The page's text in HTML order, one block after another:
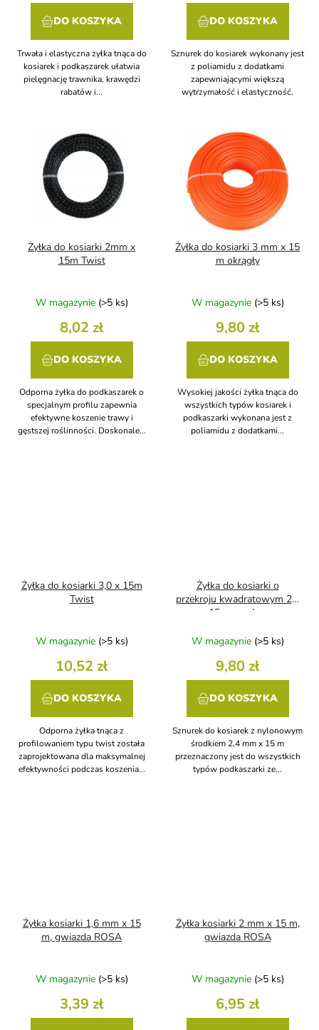
DO KOSZYKA
Trwała i elastyczna żyłka tnąca do
kosiarek i podkaszarek ułatwia
pielęgnację trawnika, krawędzi
rabatów i...
DO KOSZYKA
Sznurek do kosiarek wykonany jest
z poliamidu z dodatkami
zapewniającymi większą
wytrzymałość i elastyczność.
Żyłka do kosiarki 2mm x
15m Twist
W magazynie (>5 ks)
8,02 zł
DO KOSZYKA
Odporna żyłka do podkaszarek o
specjalnym profilu zapewnia
efektywne koszenie trawy i
gęstszej roślinności. Doskonale...
Żyłka do kosiarki 3 mm x 15
m okrągły
W magazynie (>5 ks)
9,80 zł
DO KOSZYKA
Wysokiej jakości żyłka tnąca do
wszystkich typów kosiarek i
podkaszarki wykonana jest z
poliamidu z dodatkami...
Żyłka do kosiarki 3,0 x 15m
Twist
W magazynie (>5 ks)
10,52 zł
DO KOSZYKA
Odporna żyłka tnąca z
profilowaniem typu twist została
zaprojektowana dla maksymalnej
efektywności podczas koszenia...
Żyłka do kosiarki o
przekroju kwadratowym 2,4
mm x 15 m z nylonowym
W magazynie (>5 ks)
9,80 zł
DO KOSZYKA
Sznurek do kosiarek z nylonowym
środkiem 2,4 mm x 15 m
przeznaczony jest do wszystkich
typów podkaszarki ze...
Żyłka kosiarki 1,6 mm x 15
m, gwiazda ROSA
W magazynie (>5 ks)
3,39 zł
Żyłka kosiarki 2 mm x 15 m,
gwiazda ROSA
W magazynie (>5 ks)
6,95 zł